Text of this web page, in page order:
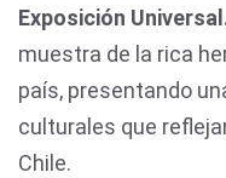
Exposición
muestra de la rica
país, presentando
culturales que
Chile.